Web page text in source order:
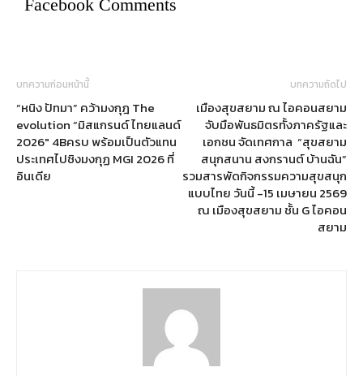
Facebook Comments
บทความก่อนหน้านี้
“หนิง ปัทมา” คว้ามงกุฎ The
evolution “มิสแกรนด์ ไทยแลนด์
2026″ 4Bครบ พร้อมเป็นตัวแทน
ประเทศไปชิงมงกุฏ MGI 2026 ที่
อินเดีย
บทความถัดไป
เมืองสุขสยาม ณ ไอคอนสยาม
จับมือพันธมิตรทั้งภาครัฐและ
เอกชน จัดเทศกาล “สุขสยาม
สนุกสนาน สงกรานต์ บ้านฉัน”
รวมสารพัดกิจกรรมความสุขสนุก
แบบไทย วันนี้ -15 เมษายน 2569
ณ เมืองสุขสยาม ชั้น G ไอคอน
สยาม